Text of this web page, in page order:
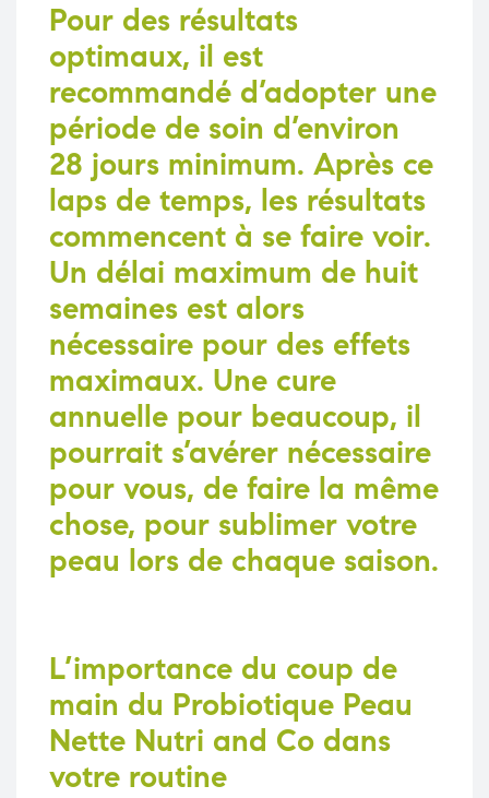
Pour des résultats
optimaux, il est
recommandé d’adopter une
période de soin d’environ
28 jours minimum. Après ce
laps de temps, les résultats
commencent à se faire voir.
Un délai maximum de huit
semaines est alors
nécessaire pour des effets
maximaux. Une cure
annuelle pour beaucoup, il
pourrait s’avérer nécessaire
pour vous, de faire la même
chose, pour sublimer votre
peau lors de chaque saison.
L’importance du coup de
main du Probiotique Peau
Nette Nutri and Co dans
votre routine